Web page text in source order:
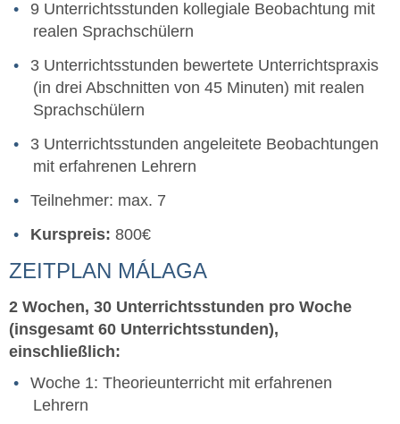
9 Unterrichtsstunden kollegiale Beobachtung mit
realen Sprachschülern
3 Unterrichtsstunden bewertete Unterrichtspraxis
(in drei Abschnitten von 45 Minuten) mit realen
Sprachschülern
3 Unterrichtsstunden angeleitete Beobachtungen
mit erfahrenen Lehrern
Teilnehmer: max. 7
Kurspreis: 800€
ZEITPLAN MÁLAGA
2 Wochen, 30 Unterrichtsstunden pro Woche
(insgesamt 60 Unterrichtsstunden),
einschließlich:
Woche 1: Theorieunterricht mit erfahrenen
Lehrern